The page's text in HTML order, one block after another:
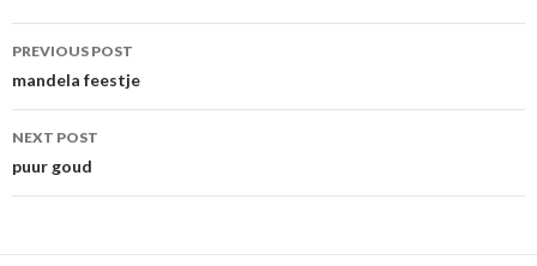
Post
navigation
PREVIOUS POST
mandela feestje
NEXT POST
puur goud